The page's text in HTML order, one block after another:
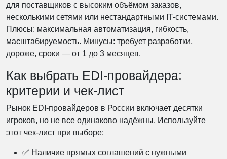
для поставщиков с высоким объёмом заказов,
несколькими сетями или нестандартными IT-системами.
Плюсы: максимальная автоматизация, гибкость,
масштабируемость. Минусы: требует разработки,
дороже, сроки — от 1 до 3 месяцев.
Как выбрать EDI-провайдера:
критерии и чек-лист
Рынок EDI-провайдеров в России включает десятки
игроков, но не все одинаково надёжны. Используйте
этот чек-лист при выборе:
✅ Наличие прямых соглашений с нужными